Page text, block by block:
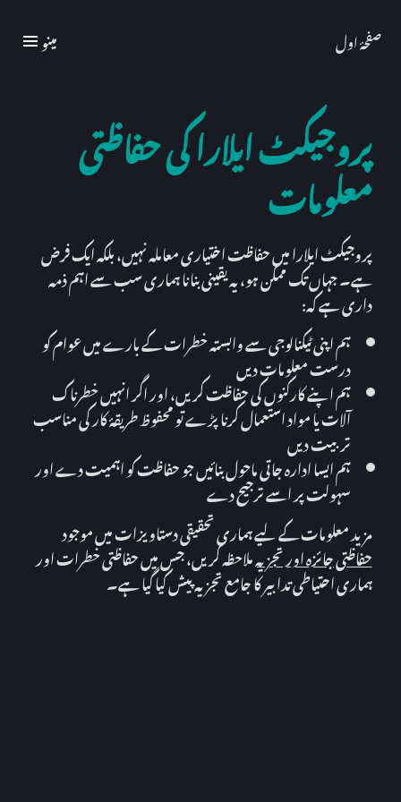
صفحۂ اول مینو
پروجیکٹ ایلارا کی حفاظتی
معلومات
پروجیکٹ ایلارا میں حفاظت اختیاری معاملہ نہیں، بلکہ ایک فرض
ہے۔ جہاں تک ممکن ہو، یہ یقینی بنانا ہماری سب سے اہم ذمہ
داری ہے کہ:
ہم اپنی ٹیکنالوجی سے وابستہ خطرات کے بارے میں عوام کو
درست معلومات دیں
ہم اپنے کارکنوں کی حفاظت کریں، اور اگر انہیں خطرناک
آلات یا مواد استعمال کرنا پڑے تو محفوظ طریقۂ کار کی مناسب
تربیت دیں
ہم ایسا ادارہ جاتی ماحول بنائیں جو حفاظت کو اہمیت دے اور
سہولت پر اسے ترجیح دے
مزید معلومات کے لیے ہماری تحقیقی دستاویزات میں موجود
حفاظتی جائزہ اور تجزیہملاحظہ کریں، جس میں حفاظتی خطرات اور
ہماری احتیاطی تدابیر کا جامع تجزیہ پیش کیا گیا ہے۔